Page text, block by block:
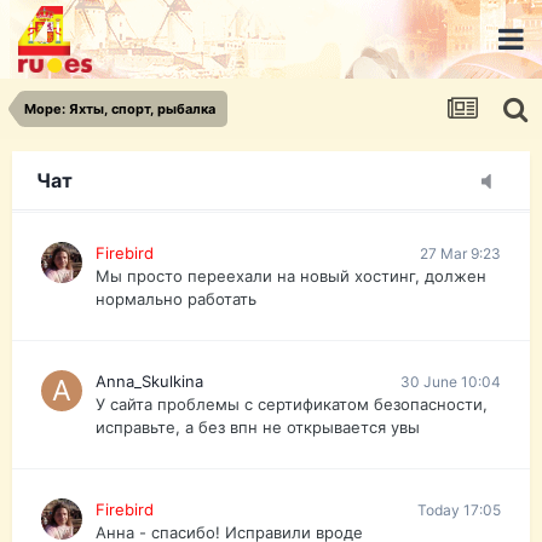
Море: Яхты, спорт, рыбалка
Чат
urist.dokument@gmail.com
https://pasport-ua.com/
Телеграмм @uristpassua
Firebird
Друзья - из России без VPN сайт и форум
Firebird 27 Mar 9:23
Мы просто переехали на новый хостинг, должен
нормально работать
Anna_Skulkina 30 June 10:04
У сайта проблемы с сертификатом безопасности,
исправьте, а без впн не открывается увы
Firebird Today 17:05
Анна - спасибо! Исправили вроде